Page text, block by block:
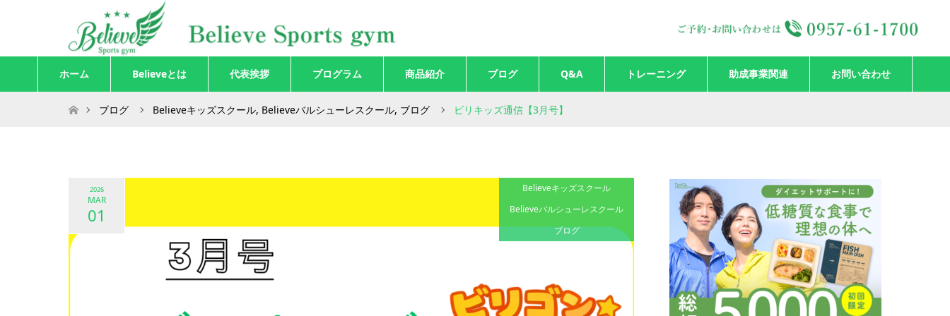
ホーム Believeとは 代表挨拶 プログラム 商品紹介 ブログ Q&A トレーニング 助成事業関連 お問い合わせ
ホームブログ Believeキッズスクール, Believeバルシューレスクール, ブログ ビリキッズ通信【3月号】
2026
MAR
01
Believeキッズスクール
Believeバルシューレスクール
ブログ